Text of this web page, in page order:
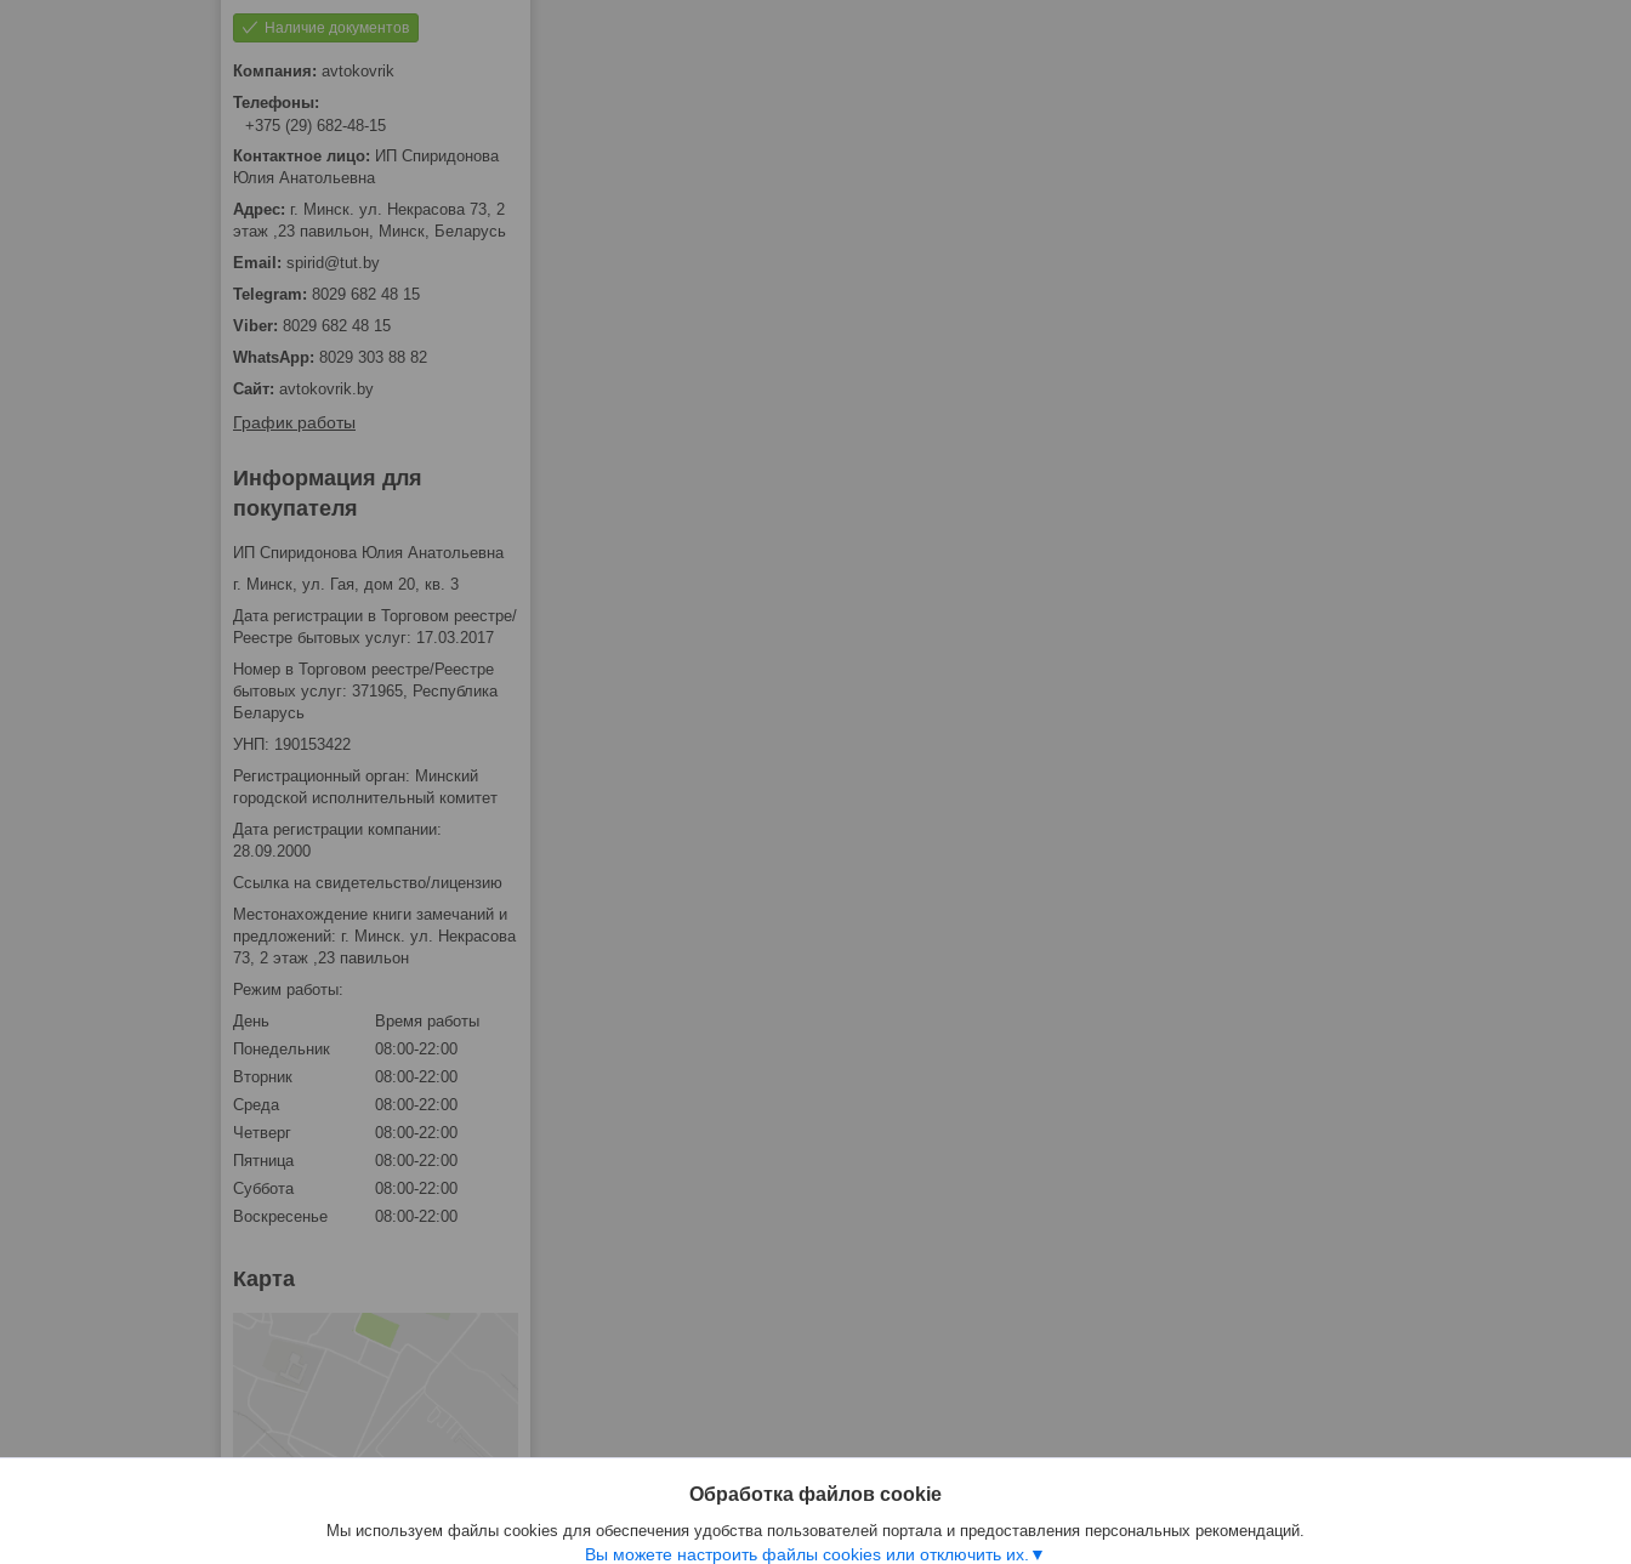
Наличие документов
avtokovrik
+375 (29) 682-48-15
ИП Спиридонова
Юлия Анатольевна
г. Минск. ул. Некрасова 73, 2
этаж ,23 павильон, Минск, Беларусь
spirid@tut.by
8029 682 48 15
8029 682 48 15
8029 303 88 82
avtokovrik.by
График работы
Информация для
покупателя
ИП Спиридонова Юлия Анатольевна
г. Минск, ул. Гая, дом 20, кв. 3
Дата регистрации в Торговом реестре/
Реестре бытовых услуг: 17.03.2017
Номер в Торговом реестре/Реестре
бытовых услуг: 371965, Республика
Беларусь
УНП: 190153422
Регистрационный орган: Минский
городской исполнительный комитет
Дата регистрации компании:
28.09.2000
Ссылка на свидетельство/лицензию
Местонахождение книги замечаний и
предложений: г. Минск. ул. Некрасова
73, 2 этаж ,23 павильон
Режим работы:
День
Время работы
Понедельник
08:00-22:00
Вторник
08:00-22:00
Среда
08:00-22:00
Четверг
08:00-22:00
Пятница
08:00-22:00
Суббота
08:00-22:00
Воскресенье
08:00-22:00
Карта
Обработка файлов cookie
Мы используем файлы cookies для обеспечения удобства пользователей портала и предоставления персональных рекомендаций.
Вы можете настроить файлы cookies или отключить их.